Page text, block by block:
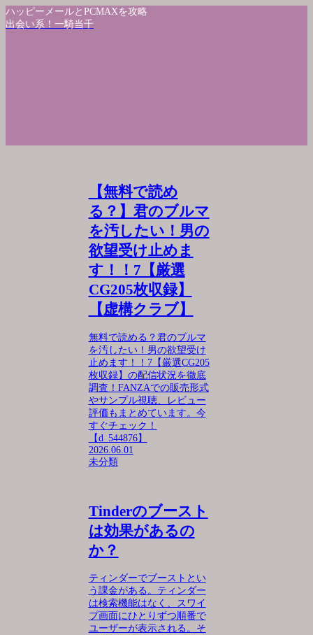
ハッピーメールとPCMAXを攻略
出会い系！一騎当千
【無料で読め
る？】君のブルマ
を汚したい！男の
欲望受け止めま
す！！7【厳選
CG205枚収録】
【虚構クラブ】
無料で読める？君のブルマ
を汚したい！男の欲望受け
止めます！！7【厳選CG205
枚収録】の配信状況を徹底
調査！FANZAでの販売形式
やサンプル視聴、レビュー
評価もまとめています。今
すぐチェック！
【d_544876】
2026.06.01
未分類
Tinderのブースト
は効果があるの
か？
ティンダーでブーストとい
う課金がある。ティンダー
は検索機能はなく、スワイ
プ画面にひとりずつ順番で
ユーザーが表示される。そ